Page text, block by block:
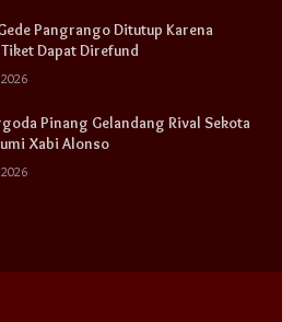
Pangrango Ditutup Karena
Dapat Direfund
Pinang Gelandang Rival Sekota
Xabi Alonso